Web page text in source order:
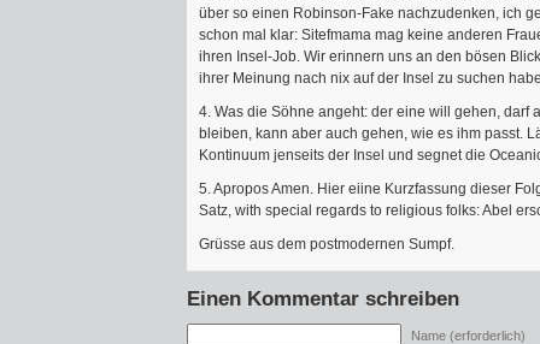
über so einen Robinson-Fake nachzudenken, ich
schon mal klar: Sitefmama mag keine anderen
ihren Insel-Job. Wir erinnern uns an den bösen
ihrer Meinung nach nix auf der Insel zu suchen
4. Was die Söhne angeht: der eine will gehen, darf
bleiben, kann aber auch gehen, wie es ihm passt.
Kontinuum jenseits der Insel und segnet die
5. Apropos Amen. Hier eiine Kurzfassung dieser
Satz, with special regards to religious folks: Abel
Grüsse aus dem postmodernen Sumpf.
Einen Kommentar schreiben
Name (erforderlich)